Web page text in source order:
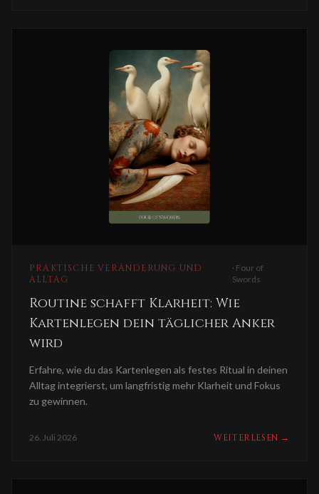
PRAKTISCHE VERÄNDERUNG UND
ALLTAG
· Four of
Swords
Routine schafft Klarheit: Wie
Kartenlegen dein täglicher Anker
wird
Erfahre, wie du das Kartenlegen als festes Ritual in deinen
Alltag integrierst, um langfristig mehr Klarheit und Fokus
zu gewinnen.
26. Juli 2026 WEITERLESEN →